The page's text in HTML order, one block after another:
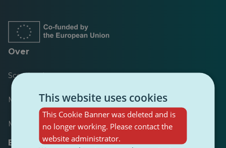
tabbladtabbladtabbladtabbladtabblad
Over
Scorebord
Meest gepubliceerd
Meest gevolgd
Bronnen voor journalisten
This website uses cookies
This Cookie Banner was deleted and is
no longer working. Please contact the
website administrator.